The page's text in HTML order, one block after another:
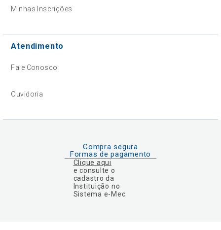
Minhas Inscrições
Atendimento
Fale Conosco
Ouvidoria
Compra segura
Formas de pagamento
Clique aqui
e consulte o
cadastro da
Instituição no
Sistema e-Mec